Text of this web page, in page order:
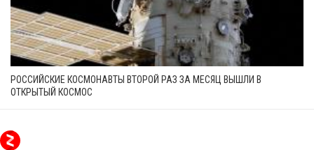
РОССИЙСКИЕ КОСМОНАВТЫ ВТОРОЙ РАЗ ЗА МЕСЯЦ ВЫШЛИ В
ОТКРЫТЫЙ КОСМОС